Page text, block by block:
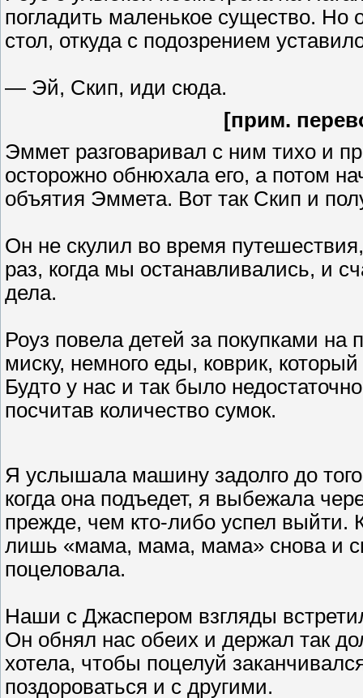
погладить маленькое существо. Но
стол, откуда с подозрением
— Эй, Скип, иди сюда.
[прим.
Эммет разговаривал с ним тихо и
осторожно обнюхала его, а потом
объятия Эммета. Вот так Скип и
Он не скулил во время
раз, когда мы останавливались, и
дела.
Роуз повела детей за покупками на
миску, немного еды, коврик,
Будто у нас и так было
посчитав количество сумок.
Я услышала машину задолго до
когда она подъедет, я выбежала
прежде, чем кто-либо успел выйти.
лишь «мама, мама, мама» снова и
поцеловала.
Наши с Джаспером взгляды
Он обнял нас обеих и держал так
хотела, чтобы поцелуй
поздороваться и с другими.